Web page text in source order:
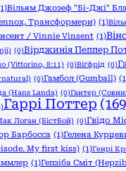
Вільям Джозеф "Бі-Джі"
Трансформери) (1)
/ Vinnie Vinsent (1)
(0)Вірджинія Пеппер
(Vittorino, 8:11) (0)Віґфрід (0)
(0)Гамбол (Gumball)
(Hans Landa) (0)Гантер
Гаррі Поттер
Логан (БістБой) (0)Гвідо
Барбосса (1)Гелена
My first kiss) (1)Генрі
(1)Гепзіба Сміт